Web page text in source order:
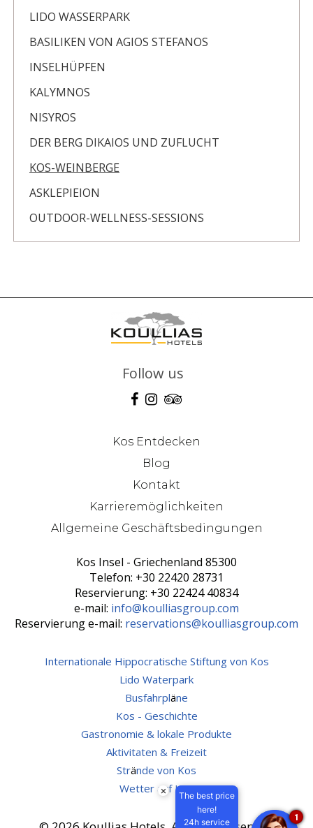
LIDO WASSERPARK
BASILIKEN VON AGIOS STEFANOS
INSELHÜPFEN
KALYMNOS
NISYROS
DER BERG DIKAIOS UND ZUFLUCHT
KOS-WEINBERGE
ASKLEPIEION
OUTDOOR-WELLNESS-SESSIONS
Follow us
Kos Entdecken
Blog
Kontakt
Karrieremöglichkeiten
Allgemeine Geschäftsbedingungen
Kos Insel - Griechenland 85300
Telefon: +30 22420 28731
Reservierung: +30 22424 40834
e-mail: info@koulliasgroup.com
Reservierung e-mail: reservations@koulliasgroup.com
Internationale Hippocratische Stiftung von Kos
Lido Waterpark
Busfahrpläne
Kos - Geschichte
Gastronomie & lokale Produkte
Aktivitaten & Freizeit
Strände von Kos
Wetter auf Kos
×
The best price
here!
24h service
1